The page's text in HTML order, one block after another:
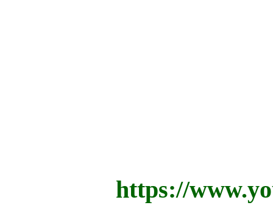
https://